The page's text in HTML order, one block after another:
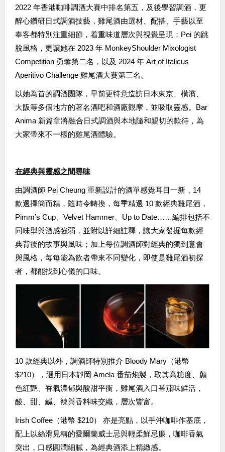
2022 年香港咖啡調酒大賽中排名第五，及後學習調酒，更
醉心鑽研日式調酒技藝，雞尾酒由選材、配搭、手藝以至
奉客都特別注重細節，着重味道層次與視覺呈現；Pei 的跳
脫風格，更讓她在 2023 年 MonkeyShoulder Mixologist
Competition 勇奪第二名，以及 2024 年 Art of Italicus
Aperitivo Challenge 雞尾酒大賽第三名。
以她為首的調酒團隊，早前更特意造訪日本東京、橫濱、
大阪等多個地方的著名酒吧和酒廠觀摩，並吸取靈感。Bar
Anima 新篇章將融合日式調酒與本地隨和親切的款待，為
大家帶來不一樣的雞尾酒體驗。
在經典與靈感之間尋味
由調酒師 Pei Cheung 重新設計的酒單感覺耳目一新，14
款選擇簡而精，隨時令轉換，每季精選 10 款經典雞尾酒，
Pimm’s Cup、Velvet Hammer、Up to Date……編排包括不
同味型與酒感強弱，並附以詳細註釋，讓大家發掘每款經
典背後的故事與風味；加上每位調酒師對經典的獨到意會
與風格，每每能為飲者帶來不同變化，即使是雞尾酒初探
者，都能找到心儀的口味。
10 款經典以外，調酒師特別推介 Bloody Mary（港幣
$210），選用日本靜岡 Amela 番茄炮製，取其高糖度、顏
色紅艷、香氣濃郁與酸甜平衡，雞尾酒入口番茄味鮮活，
酸、甜、鹹、辣與香料味交織，層次豐富。
Irish Coffee（港幣 $210） 亦是亮點，以手沖咖啡作基底，
配上以絲滑見稱的愛爾蘭威士忌與輕柔鮮忌廉，咖啡香氣
突出，口感圓潤細膩，為經典酒添上精緻感。